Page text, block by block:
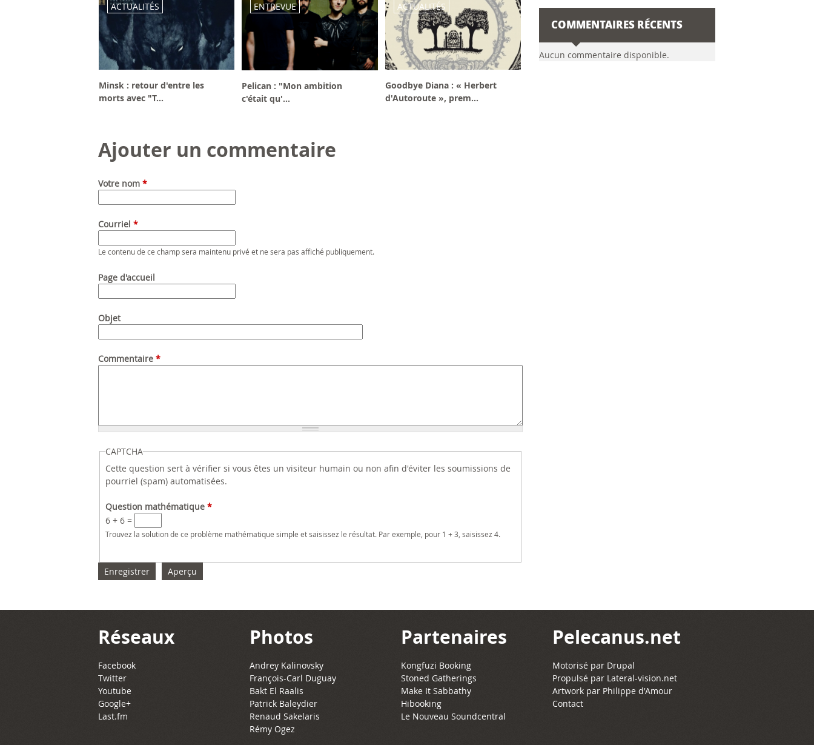
ACTUALITÉS
Minsk : retour d'entre les
morts avec "T...
ENTREVUE
Pelican : "Mon ambition
c'était qu'...
ACTUALITÉS
Goodbye Diana : « Herbert
d'Autoroute », prem...
Ajouter un commentaire
Votre nom *
Courriel *
Le contenu de ce champ sera maintenu privé et ne sera pas affiché publiquement.
Page d'accueil
Objet
Commentaire *
CAPTCHA
Cette question sert à vérifier si vous êtes un visiteur humain ou non afin d'éviter les soumissions de
pourriel (spam) automatisées.
Question mathématique *
6 + 6 =
Trouvez la solution de ce problème mathématique simple et saisissez le résultat. Par exemple, pour 1 + 3, saisissez 4.
COMMENTAIRES RÉCENTS
Aucun commentaire disponible.
Réseaux
Facebook
Twitter
Youtube
Google+
Last.fm
Photos
Andrey Kalinovsky
François-Carl Duguay
Bakt El Raalis
Patrick Baleydier
Renaud Sakelaris
Rémy Ogez
Partenaires
Kongfuzi Booking
Stoned Gatherings
Make It Sabbathy
Hibooking
Le Nouveau Soundcentral
Pelecanus.net
Motorisé par Drupal
Propulsé par Lateral-vision.net
Artwork par Philippe d'Amour
Contact